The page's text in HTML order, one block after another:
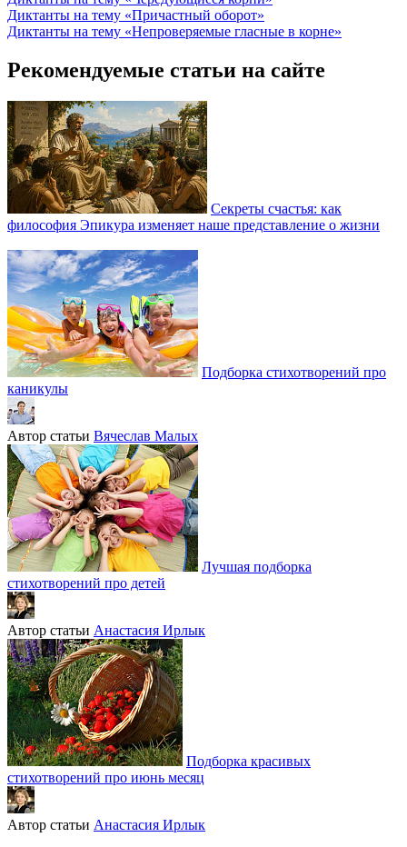
Диктанты на тему «Причастный оборот»
Диктанты на тему «Непроверяемые гласные в корне»
Рекомендуемые статьи на сайте
Секреты счастья: как
философия Эпикура изменяет наше представление о жизни
Подборка стихотворений про
каникулы
Автор статьи Вячеслав Малых
Лучшая подборка
стихотворений про детей
Автор статьи Анастасия Ирлык
Подборка красивых
стихотворений про июнь месяц
Автор статьи Анастасия Ирлык